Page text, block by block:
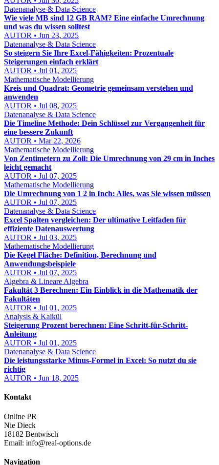
Datenanalyse & Data Science
Wie viele MB sind 12 GB RAM? Eine einfache Umrechnung
und was du wissen solltest
AUTOR • Jun 23, 2025
Datenanalyse & Data Science
So steigern Sie Ihre Excel-Fähigkeiten: Prozentuale
Steigerungen einfach erklärt
AUTOR • Jul 01, 2025
Mathematische Modellierung
Kreis und Quadrat: Geometrie gemeinsam verstehen und
anwenden
AUTOR • Jul 08, 2025
Datenanalyse & Data Science
Die Timeline Methode: Dein Schlüssel zur Vergangenheit für
eine bessere Zukunft
AUTOR • Mar 22, 2026
Mathematische Modellierung
Von Zentimetern zu Zoll: Die Umrechnung von 29 cm in Inches
leicht gemacht
AUTOR • Jul 07, 2025
Mathematische Modellierung
Die Umrechnung von 1 2 in Inch: Alles, was Sie wissen müssen
AUTOR • Jul 07, 2025
Datenanalyse & Data Science
Excel Spalten vergleichen: Der ultimative Leitfaden für
effiziente Datenauswertung
AUTOR • Jul 03, 2025
Mathematische Modellierung
Die Kegel Fläche: Definition, Berechnung und
Anwendungsbeispiele
AUTOR • Jul 07, 2025
Algebra & Lineare Algebra
Fakultät 3 Berechnen: Ein Einblick in die Mathematik der
Fakultäten
AUTOR • Jul 01, 2025
Analysis & Kalkül
Steigerung Prozent berechnen: Eine Schritt-für-Schritt-
Anleitung
AUTOR • Jul 01, 2025
Datenanalyse & Data Science
Die leistungsstarke Minus-Formel in Excel: So nutzt du sie
richtig
AUTOR • Jun 18, 2025
Kontakt
Online PR
Nie Dieck
18182 Bentwisch
Email: info@real-options.de
Navigation